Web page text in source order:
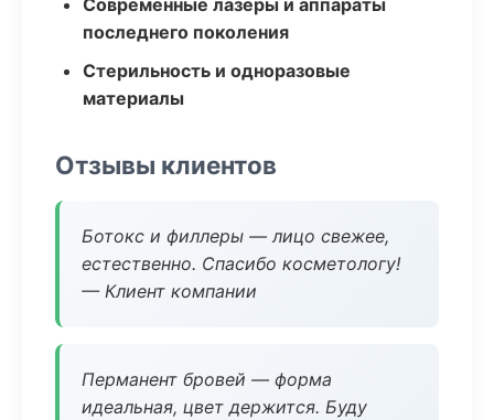
Современные лазеры и аппараты
последнего поколения
Стерильность и одноразовые
материалы
Отзывы клиентов
Ботокс и филлеры — лицо свежее,
естественно. Спасибо косметологу!
— Клиент компании
Перманент бровей — форма
идеальная, цвет держится. Буду